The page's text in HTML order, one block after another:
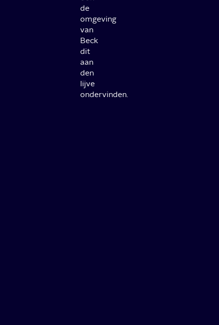
de
omgeving
van
Beck
dit
aan
den
lijve
ondervinden.